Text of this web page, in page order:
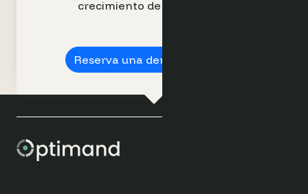
crecimiento de los ingresos.
Reserva una demostración ➔